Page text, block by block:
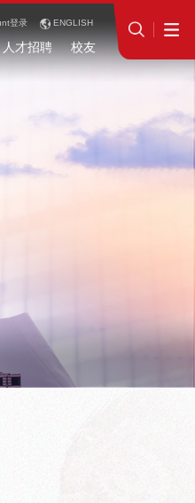
登录 ENGLISH
人才招聘 校友